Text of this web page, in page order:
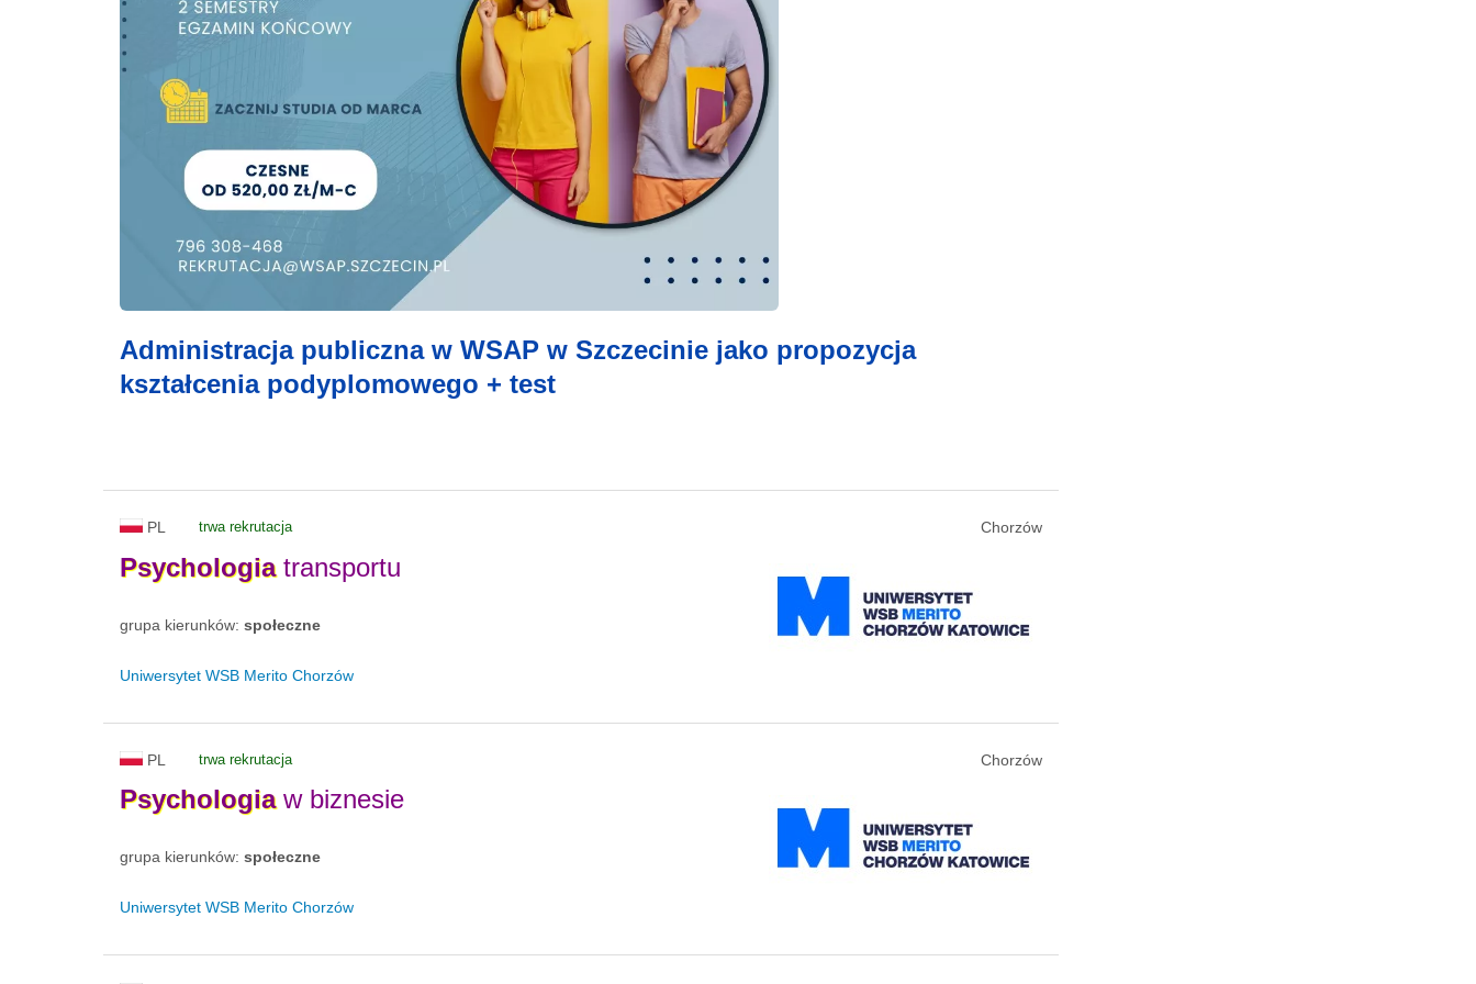
Administracja publiczna w WSAP w Szczecinie jako propozycja
kształcenia podyplomowego + test
PL trwa rekrutacja Chorzów
Psychologiatransportu
grupa kierunków: społeczne
Uniwersytet WSB Merito Chorzów
PL trwa rekrutacja Chorzów
Psychologiaw biznesie
grupa kierunków: społeczne
Uniwersytet WSB Merito Chorzów